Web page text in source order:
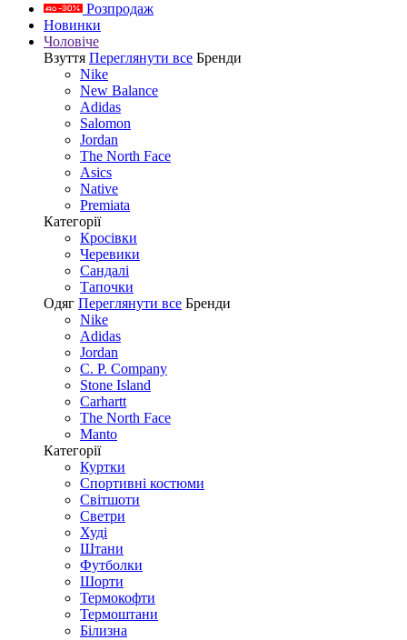
Розпродаж
Новинки
Чоловіче
Взуття Переглянути все Бренди
Nike
New Balance
Adidas
Salomon
Jordan
The North Face
Asics
Native
Premiata
Категорії
Кросівки
Черевики
Сандалі
Tапочки
Одяг Переглянути все Бренди
Nike
Adidas
Jordan
C. P. Company
Stone Island
Carhartt
The North Face
Manto
Категорії
Куртки
Спортивні костюми
Світшоти
Светри
Худі
Штани
Футболки
Шорти
Термокофти
Термоштани
Білизна